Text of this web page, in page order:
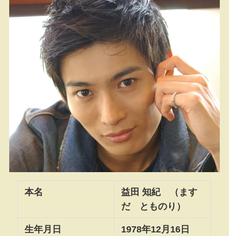
本名
益田 知紀 （ます
だ とものり）
生年月日 1978年12月16日